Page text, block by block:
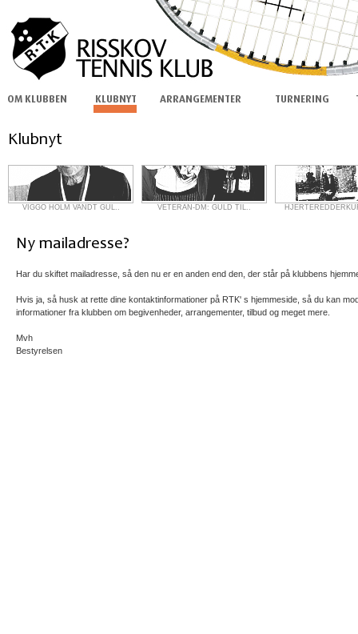
VIGGO HOLM VANDT GUL.. VETERAN-DM: GULD TIL..
Har du skiftet mailadresse, så den nu er en anden end den, der står på klubbens
Hvis ja, så husk at rette dine kontaktinformationer på RTK' s hjemmeside, så du kan
informationer fra klubben om begivenheder, arrangementer, tilbud og meget mere.
Mvh
Bestyrelsen